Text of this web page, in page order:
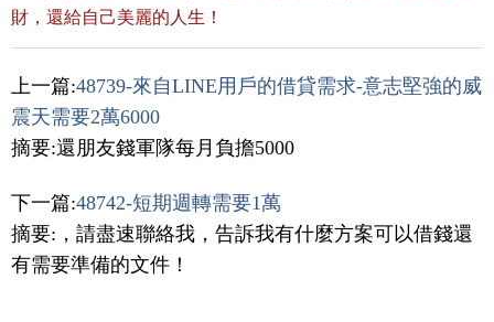
財，還給自己美麗的人生！
上一篇:48739-來自LINE用戶的借貸需求-意志堅強的威
震天需要2萬6000
摘要:還朋友錢軍隊每月負擔5000
下一篇:48742-短期週轉需要1萬
摘要:，請盡速聯絡我，告訴我有什麼方案可以借錢還
有需要準備的文件！